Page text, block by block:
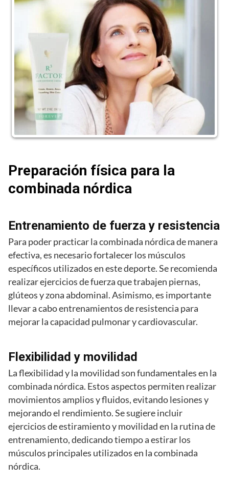
Preparación física para la
combinada nórdica
Entrenamiento de fuerza y resistencia
Para poder practicar la combinada nórdica de manera
efectiva, es necesario fortalecer los músculos
específicos utilizados en este deporte. Se recomienda
realizar ejercicios de fuerza que trabajen piernas,
glúteos y zona abdominal. Asimismo, es importante
llevar a cabo entrenamientos de resistencia para
mejorar la capacidad pulmonar y cardiovascular.
Flexibilidad y movilidad
La flexibilidad y la movilidad son fundamentales en la
combinada nórdica. Estos aspectos permiten realizar
movimientos amplios y fluidos, evitando lesiones y
mejorando el rendimiento. Se sugiere incluir
ejercicios de estiramiento y movilidad en la rutina de
entrenamiento, dedicando tiempo a estirar los
músculos principales utilizados en la combinada
nórdica.